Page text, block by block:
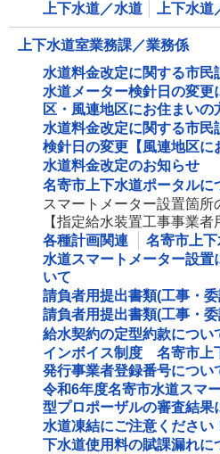
上下水道／水道
上下水
上下水道室業務課／業務係
水道料金改定に関する市民
水道メーター検針日の変更
区・風連地区にお住まいの
水道料金改定に関する市民
検針日の変更【風連地区に
水道料金改定のお知らせ
名寄市上下水道ポータルに
スマートメーター設置箇
【指定給水装置工事事業者
各種計画関連
名寄市上
水道スマートメーター設
いて
請負者用提出書類(工事・委
請負者用提出書類(工事・委
給水契約の定型約款につい
インボイス制度 名寄市上
発行事業者登録番号につい
令和6年度名寄市水道スマ
型プロポーザルの審査結果
水道凍結にご注意ください
下水道使用料の賦課漏れに